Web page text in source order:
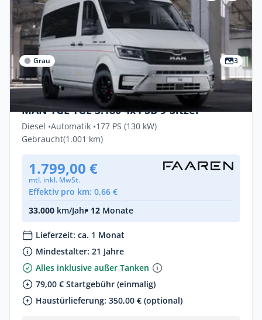
Grau 3
Privat & Gewerbe
MAN TGE TGE 3.180 4x4 SB 9-Sitzer
Diesel •Automatik •177 PS (130 kW)
Gebraucht(1.001 km)
1.799,00 €
mtl. inkl. MwSt.
Effektiv pro km: 0,66 €
33.000 km/Jahr• 12 Monate
Lieferzeit: ca. 1 Monat
Mindestalter: 21 Jahre
Alles inklusive außer Tanken
79,00 € Startgebühr (einmalig)
Haustürlieferung: 350,00 € (optional)